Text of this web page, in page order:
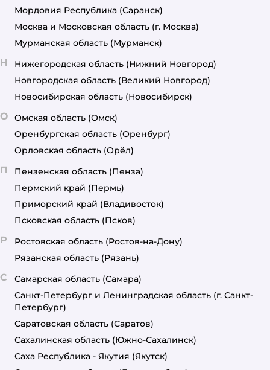
Мордовия Республика (Саранск)
Москва и Московская область (г. Москва)
Мурманская область (Мурманск)
Н Нижегородская область (Нижний Новгород)
Новгородская область (Великий Новгород)
Новосибирская область (Новосибирск)
О Омская область (Омск)
Оренбургская область (Оренбург)
Орловская область (Орёл)
П Пензенская область (Пенза)
Пермский край (Пермь)
Приморский край (Владивосток)
Псковская область (Псков)
Р Ростовская область (Ростов-на-Дону)
Рязанская область (Рязань)
С Самарская область (Самара)
Санкт-Петербург и Ленинградская область (г. Санкт-
Петербург)
Саратовская область (Саратов)
Сахалинская область (Южно-Сахалинск)
Саха Республика - Якутия (Якутск)